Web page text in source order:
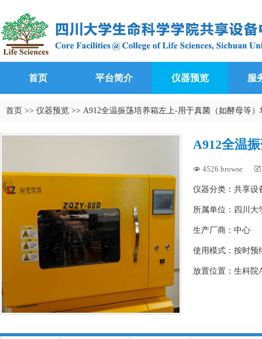
首页 平台简介 仪器预览 服
首页 >> 仪器预览 >> A912全温振荡培养箱左上-用于真菌（如酵母等）
A912全温
 4526 browse 
仪器分类：共享设
所属单位： 四川大
生产厂商：中心
使用模式：按时预
放置位置：生科院